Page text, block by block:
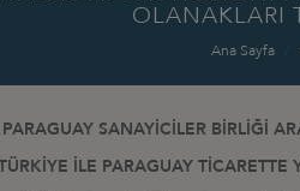
OLANAKLARI
Ana Sayfa
SANAYİCİLER BİRLİĞİ
İLE PARAGUAY